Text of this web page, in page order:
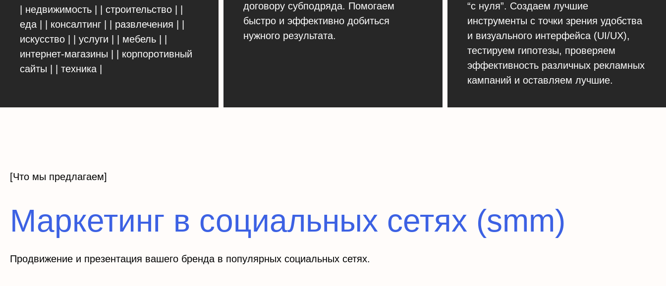
| недвижимость | | строительство | |
еда | | консалтинг | | развлечения | |
искусство | | услуги | | мебель | |
интернет-магазины | | корпоротивный
сайты | | техника |
договору субподряда. Помогаем
быстро и эффективно добиться
нужного результата.
“с нуля”. Создаем лучшие
инструменты с точки зрения удобства
и визуального интерфейса (UI/UX),
тестируем гипотезы, проверяем
эффективность различных рекламных
кампаний и оставляем лучшие.
[Что мы предлагаем]
Маркетинг в социальных сетях (smm)
Продвижение и презентация вашего бренда в популярных социальных сетях.